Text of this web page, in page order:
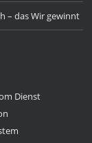
– das Wir gewinnt
Dienst